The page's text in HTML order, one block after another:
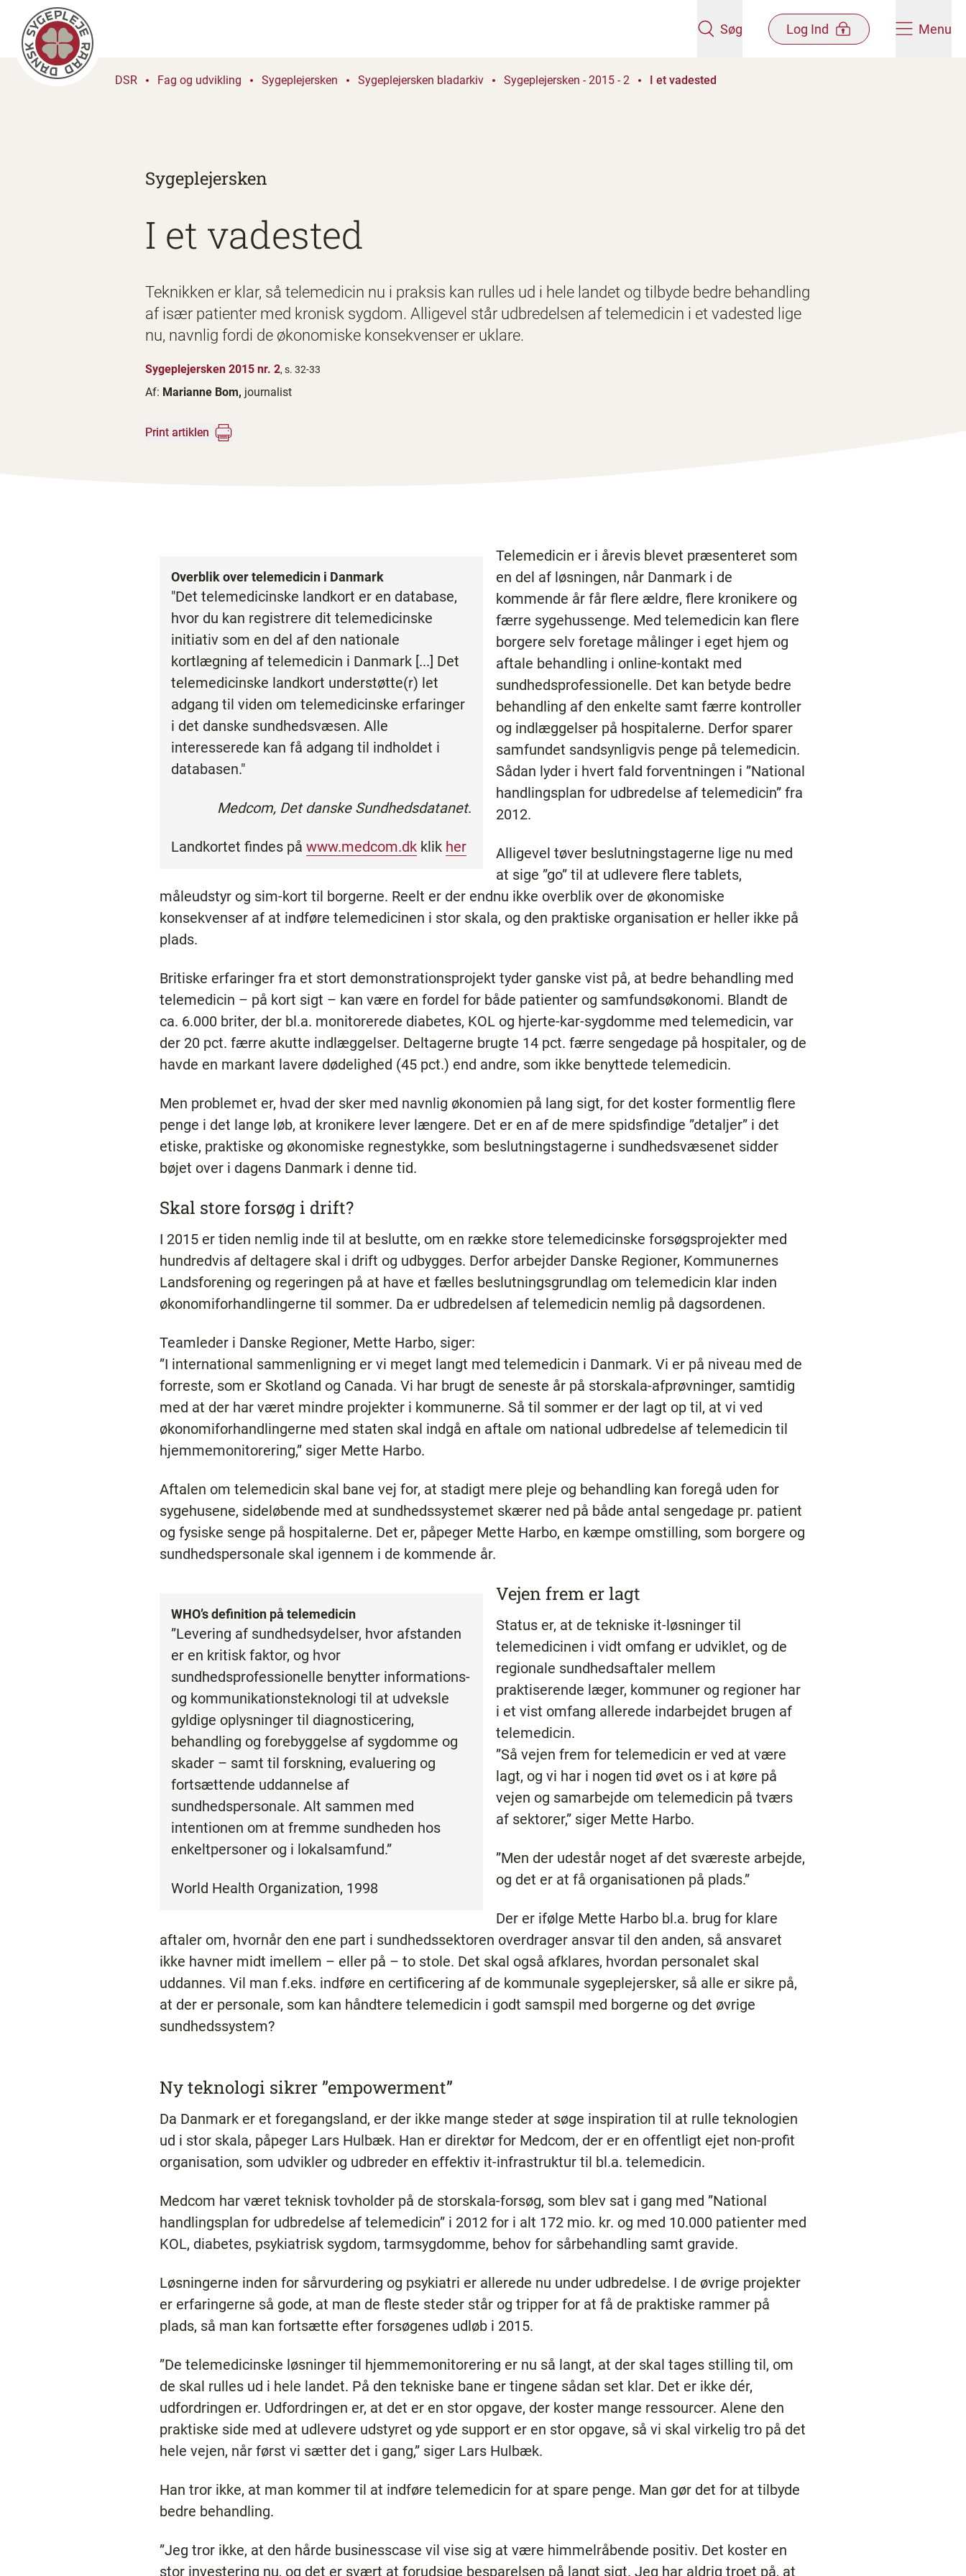
Søg Log Ind Menu
DSR Fag og udvikling Sygeplejersken Sygeplejersken bladarkiv Sygeplejersken - 2015 - 2 I et vadested
Sygeplejersken
I et vadested
Teknikken er klar, så telemedicin nu i praksis kan rulles ud i hele landet og tilbyde bedre behandling
af især patienter med kronisk sygdom. Alligevel står udbredelsen af telemedicin i et vadested lige
nu, navnlig fordi de økonomiske konsekvenser er uklare.
Sygeplejersken 2015 nr. 2, s. 32-33
Af: Marianne Bom, journalist
Print artiklen
Overblik over telemedicin i Danmark
"Det telemedicinske landkort er en database,
hvor du kan registrere dit telemedicinske
initiativ som en del af den nationale
kortlægning af telemedicin i Danmark [...] Det
telemedicinske landkort understøtte(r) let
adgang til viden om telemedicinske erfaringer
i det danske sundhedsvæsen. Alle
interesserede kan få adgang til indholdet i
databasen."
Medcom, Det danske Sundhedsdatanet.
Landkortet findes på www.medcom.dk klik her
Telemedicin er i årevis blevet præsenteret som
en del af løsningen, når Danmark i de
kommende år får flere ældre, flere kronikere og
færre sygehussenge. Med telemedicin kan flere
borgere selv foretage målinger i eget hjem og
aftale behandling i online-kontakt med
sundhedsprofessionelle. Det kan betyde bedre
behandling af den enkelte samt færre kontroller
og indlæggelser på hospitalerne. Derfor sparer
samfundet sandsynligvis penge på telemedicin.
Sådan lyder i hvert fald forventningen i ”National
handlingsplan for udbredelse af telemedicin” fra
2012.
Alligevel tøver beslutningstagerne lige nu med
at sige ”go” til at udlevere flere tablets,
måleudstyr og sim-kort til borgerne. Reelt er der endnu ikke overblik over de økonomiske
konsekvenser af at indføre telemedicinen i stor skala, og den praktiske organisation er heller ikke på
plads.
Britiske erfaringer fra et stort demonstrationsprojekt tyder ganske vist på, at bedre behandling med
telemedicin – på kort sigt – kan være en fordel for både patienter og samfundsøkonomi. Blandt de
ca. 6.000 briter, der bl.a. monitorerede diabetes, KOL og hjerte-kar-sygdomme med telemedicin, var
der 20 pct. færre akutte indlæggelser. Deltagerne brugte 14 pct. færre sengedage på hospitaler, og de
havde en markant lavere dødelighed (45 pct.) end andre, som ikke benyttede telemedicin.
Men problemet er, hvad der sker med navnlig økonomien på lang sigt, for det koster formentlig flere
penge i det lange løb, at kronikere lever længere. Det er en af de mere spidsfindige ”detaljer” i det
etiske, praktiske og økonomiske regnestykke, som beslutningstagerne i sundhedsvæsenet sidder
bøjet over i dagens Danmark i denne tid.
Skal store forsøg i drift?
I 2015 er tiden nemlig inde til at beslutte, om en række store telemedicinske forsøgsprojekter med
hundredvis af deltagere skal i drift og udbygges. Derfor arbejder Danske Regioner, Kommunernes
Landsforening og regeringen på at have et fælles beslutningsgrundlag om telemedicin klar inden
økonomiforhandlingerne til sommer. Da er udbredelsen af telemedicin nemlig på dagsordenen.
Teamleder i Danske Regioner, Mette Harbo, siger:
”I international sammenligning er vi meget langt med telemedicin i Danmark. Vi er på niveau med de
forreste, som er Skotland og Canada. Vi har brugt de seneste år på storskala-afprøvninger, samtidig
med at der har været mindre projekter i kommunerne. Så til sommer er der lagt op til, at vi ved
økonomiforhandlingerne med staten skal indgå en aftale om national udbredelse af telemedicin til
hjemmemonitorering,” siger Mette Harbo.
Aftalen om telemedicin skal bane vej for, at stadigt mere pleje og behandling kan foregå uden for
sygehusene, sideløbende med at sundhedssystemet skærer ned på både antal sengedage pr. patient
og fysiske senge på hospitalerne. Det er, påpeger Mette Harbo, en kæmpe omstilling, som borgere og
sundhedspersonale skal igennem i de kommende år.
WHO’s definition på telemedicin
”Levering af sundhedsydelser, hvor afstanden
er en kritisk faktor, og hvor
sundhedsprofessionelle benytter informations-
og kommunikationsteknologi til at udveksle
gyldige oplysninger til diagnosticering,
behandling og forebyggelse af sygdomme og
skader – samt til forskning, evaluering og
fortsættende uddannelse af
sundhedspersonale. Alt sammen med
intentionen om at fremme sundheden hos
enkeltpersoner og i lokalsamfund.”
World Health Organization, 1998
Vejen frem er lagt
Status er, at de tekniske it-løsninger til
telemedicinen i vidt omfang er udviklet, og de
regionale sundhedsaftaler mellem
praktiserende læger, kommuner og regioner har
i et vist omfang allerede indarbejdet brugen af
telemedicin.
”Så vejen frem for telemedicin er ved at være
lagt, og vi har i nogen tid øvet os i at køre på
vejen og samarbejde om telemedicin på tværs
af sektorer,” siger Mette Harbo.
”Men der udestår noget af det sværeste arbejde,
og det er at få organisationen på plads.”
Der er ifølge Mette Harbo bl.a. brug for klare
aftaler om, hvornår den ene part i sundhedssektoren overdrager ansvar til den anden, så ansvaret
ikke havner midt imellem – eller på – to stole. Det skal også afklares, hvordan personalet skal
uddannes. Vil man f.eks. indføre en certificering af de kommunale sygeplejersker, så alle er sikre på,
at der er personale, som kan håndtere telemedicin i godt samspil med borgerne og det øvrige
sundhedssystem?
Ny teknologi sikrer ”empowerment”
Da Danmark er et foregangsland, er der ikke mange steder at søge inspiration til at rulle teknologien
ud i stor skala, påpeger Lars Hulbæk. Han er direktør for Medcom, der er en offentligt ejet non-profit
organisation, som udvikler og udbreder en effektiv it-infrastruktur til bl.a. telemedicin.
Medcom har været teknisk tovholder på de storskala-forsøg, som blev sat i gang med ”National
handlingsplan for udbredelse af telemedicin” i 2012 for i alt 172 mio. kr. og med 10.000 patienter med
KOL, diabetes, psykiatrisk sygdom, tarmsygdomme, behov for sårbehandling samt gravide.
Løsningerne inden for sårvurdering og psykiatri er allerede nu under udbredelse. I de øvrige projekter
er erfaringerne så gode, at man de fleste steder står og tripper for at få de praktiske rammer på
plads, så man kan fortsætte efter forsøgenes udløb i 2015.
”De telemedicinske løsninger til hjemmemonitorering er nu så langt, at der skal tages stilling til, om
de skal rulles ud i hele landet. På den tekniske bane er tingene sådan set klar. Det er ikke dér,
udfordringen er. Udfordringen er, at det er en stor opgave, der koster mange ressourcer. Alene den
praktiske side med at udlevere udstyret og yde support er en stor opgave, så vi skal virkelig tro på det
hele vejen, når først vi sætter det i gang,” siger Lars Hulbæk.
Han tror ikke, at man kommer til at indføre telemedicin for at spare penge. Man gør det for at tilbyde
bedre behandling.
”Jeg tror ikke, at den hårde businesscase vil vise sig at være himmelråbende positiv. Det koster en
stor investering nu, og det er svært at forudsige besparelsen på langt sigt. Jeg har aldrig troet på, at